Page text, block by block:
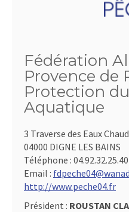
Fédération
Provence de
Protection
Aquatique
3 Traverse des Eaux
04000 DIGNE LES BAINS
Téléphone : 04.92.32.25.40
Email :
http://www.peche04.fr
Président : ROUSTAN